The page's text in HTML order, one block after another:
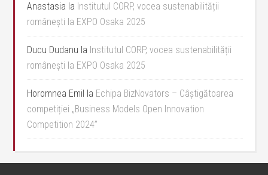
Anastasia la Institutul CORP, vocea sustenabilității
românești la EXPO Osaka 2025
Ducu Dudanu la Institutul CORP, vocea sustenabilității
românești la EXPO Osaka 2025
Horomnea Emil la Echipa BizNovators – Câștigătoarea
competiției „Business Models Open Innovation
Competition 2024”